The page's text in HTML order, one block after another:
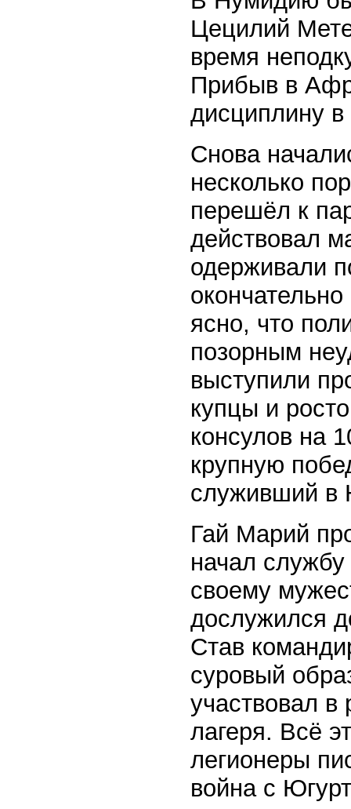
Цецилий
время
Прибыв в
дисциплину в
Снова
несколько
перешёл к
действовал
одерживали
ясно, что
позорным
выступили
купцы и
консулов на
крупную
служивший в
Гай Марий
начал
своему
дослужился
Став
суровый
участвовал в
лагеря. Всё
легионеры
война с